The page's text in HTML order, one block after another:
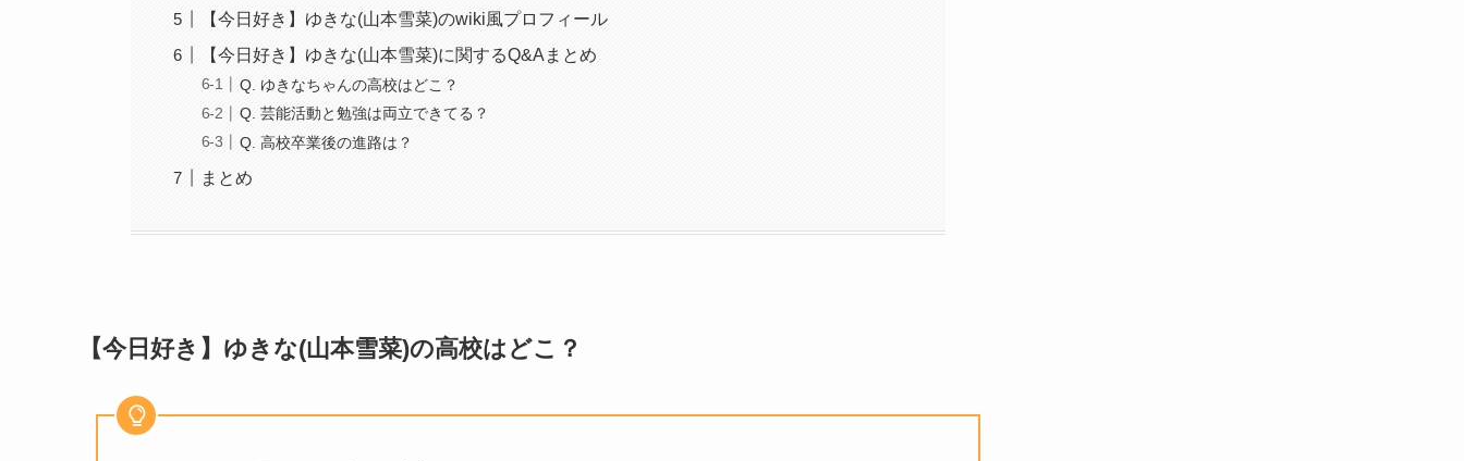
【今日好き】ゆきな(山本雪菜)のwiki風プロフィール
【今日好き】ゆきな(山本雪菜)に関するQ&Aまとめ
Q. ゆきなちゃんの高校はどこ？
Q. 芸能活動と勉強は両立できてる？
Q. 高校卒業後の進路は？
まとめ
【今日好き】ゆきな(山本雪菜)の高校はどこ？